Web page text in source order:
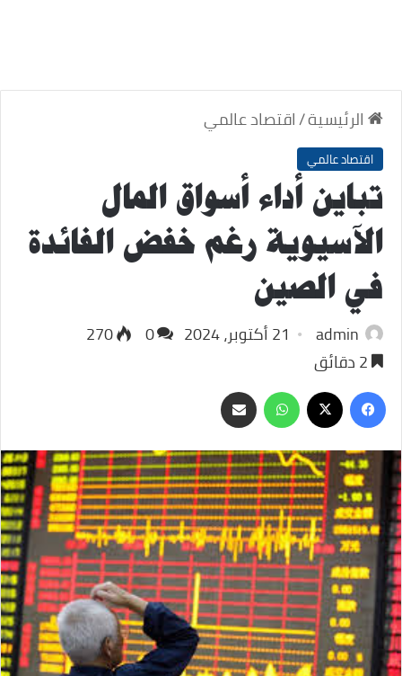
الرئيسية/اقتصاد عالمي
اقتصاد عالمي
تباين أداء أسواق المال
الآسيوية رغم خفض الفائدة
في الصين
admin 21 أكتوبر، 2024 0
270
فيسبوك
‫X واتسابمشاركة
عبر
البريد